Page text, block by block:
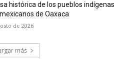
histórica de los pueblos indígenas
de Oaxaca
de 2026
más